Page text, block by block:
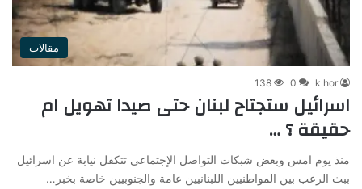
مقالات
k hor
0
138
اسرائيل ستجتاح لبنان حتى صيدا تهويل ام
حقيقة ؟ …
منذ يوم امس وبعض شبكات التواصل الإجتماعي تتكفل نيابة عن اسرائيل
ببث الرعب بين المواطنيين اللبنانيين عامة والجنوبيين خاصة بخبر…